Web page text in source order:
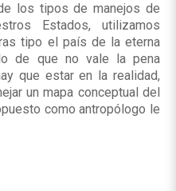
los tipos de manejos de
Estados, utilizamos
tipo el país de la eterna
de que no vale la pena
que estar en la realidad,
un mapa conceptual del
como antropólogo le